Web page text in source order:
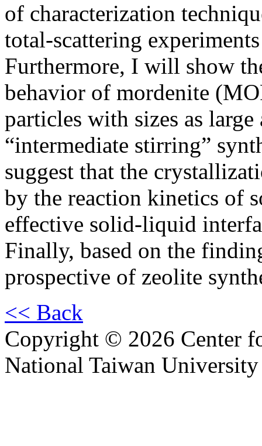
of characterization
total-scattering
Furthermore, I will show
behavior of mordenite
particles with sizes as
“intermediate stirring”
suggest that the
by the reaction kinetics of
effective solid-liquid
Finally, based on the
prospective of zeolite
<< Back
Copyright © 2026 Center
National Taiwan University